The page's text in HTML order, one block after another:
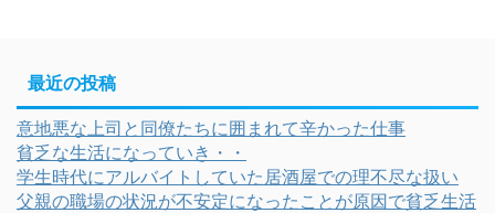
最近の投稿
意地悪な上司と同僚たちに囲まれて辛かった仕事
貧乏な生活になっていき・・
学生時代にアルバイトしていた居酒屋での理不尽な扱い
父親の職場の状況が不安定になったことが原因で貧乏生活